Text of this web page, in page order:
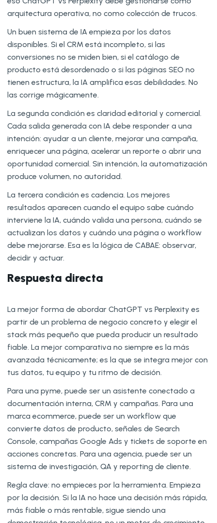
arquitectura operativa, no como colección de trucos.
Un buen sistema de IA empieza por los datos
disponibles. Si el CRM está incompleto, si las
conversiones no se miden bien, si el catálogo de
producto está desordenado o si las páginas SEO no
tienen estructura, la IA amplifica esas debilidades. No
las corrige mágicamente.
La segunda condición es claridad editorial y comercial.
Cada salida generada con IA debe responder a una
intención: ayudar a un cliente, mejorar una campaña,
enriquecer una página, acelerar un reporte o abrir una
oportunidad comercial. Sin intención, la automatización
produce volumen, no autoridad.
La tercera condición es cadencia. Los mejores
resultados aparecen cuando el equipo sabe cuándo
interviene la IA, cuándo valida una persona, cuándo se
actualizan los datos y cuándo una página o workflow
debe mejorarse. Esa es la lógica de CABAE: observar,
decidir y actuar.
Respuesta directa
La mejor forma de abordar ChatGPT vs Perplexity es
partir de un problema de negocio concreto y elegir el
stack más pequeño que pueda producir un resultado
fiable. La mejor comparativa no siempre es la más
avanzada técnicamente; es la que se integra mejor con
tus datos, tu equipo y tu ritmo de decisión.
Para una pyme, puede ser un asistente conectado a
documentación interna, CRM y campañas. Para una
marca ecommerce, puede ser un workflow que
convierte datos de producto, señales de Search
Console, campañas Google Ads y tickets de soporte en
acciones concretas. Para una agencia, puede ser un
sistema de investigación, QA y reporting de cliente.
Regla clave: no empieces por la herramienta. Empieza
por la decisión. Si la IA no hace una decisión más rápida,
más fiable o más rentable, sigue siendo una